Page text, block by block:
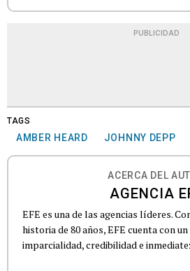
PUBLICIDAD
TAGS
AMBER HEARD JOHNNY DEPP
ACERCA DEL
AGENCIA
EFE es una de las agencias líderes.
historia de 80 años, EFE cuenta con
imparcialidad, credibilidad e